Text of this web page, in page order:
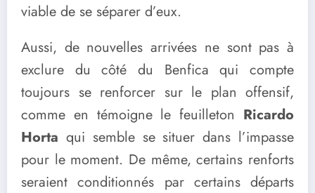
viable de se séparer d’eux.
Aussi, de nouvelles arrivées ne sont pas à
exclure du côté du Benfica qui compte
toujours se renforcer sur le plan offensif,
comme en témoigne le feuilleton Ricardo
Horta qui semble se situer dans l’impasse
pour le moment. De même, certains renforts
seraient conditionnés par certains départs